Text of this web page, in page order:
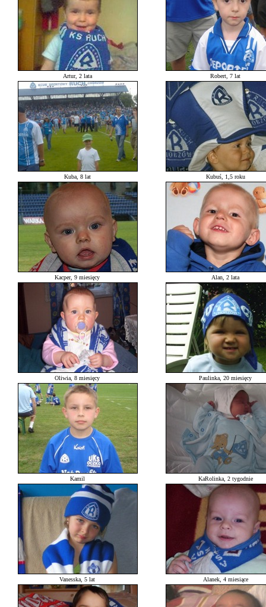
Artur, 2 lata Robert, 7 lat
Kuba, 8 lat Kubuś, 1,5 roku
Kacper, 9 miesięcy Alan, 2 lata
Oliwia, 8 miesięcy Paulinka, 20 miesięcy
Kamil KaRolinka, 2 tygodnie
Vanesska, 5 lat Alanek, 4 miesiące